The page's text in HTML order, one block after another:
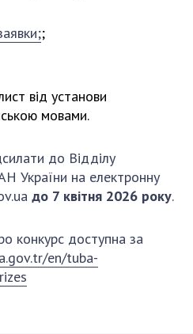
України
НАН України
видавнича діяльність
власності та
в наукових установах
користування
НАН України
;
від установи
мовами.
до Відділу
України на електронну
до 7 квітня 2026 року.
конкурс доступна за
en/tuba-